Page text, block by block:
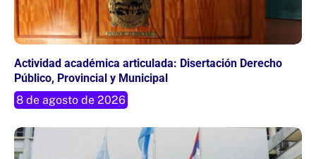
Actividad académica articulada: Disertación Derecho
Público, Provincial y Municipal
8 de agosto de 2026